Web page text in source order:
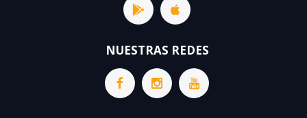
NUESTRAS REDES